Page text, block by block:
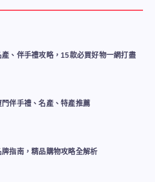
、伴手禮攻略，15款必買好物一網打盡
伴手禮、名產、特產推薦
指南，精品購物攻略全解析